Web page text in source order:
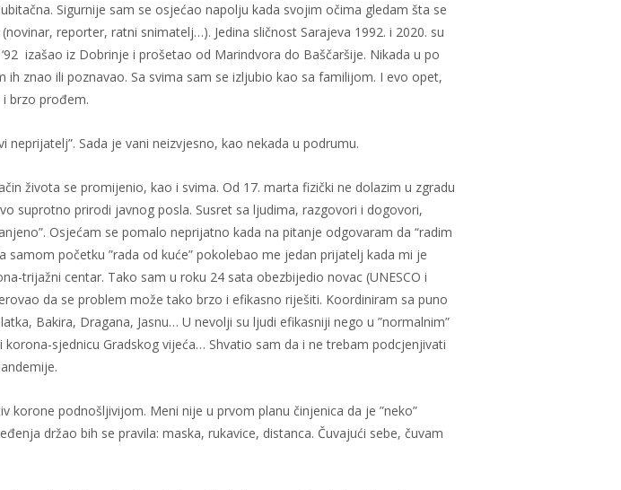
Sigurnije sam se osjećao napolju kada svojim očima gledam šta se
reporter, ratni snimatelj…). Jedina sličnost Sarajeva 1992. i 2020. su
izašao iz Dobrinje i prošetao od Marindvora do Baščaršije. Nikada u po
znao ili poznavao. Sa svima sam se izljubio kao sa familijom. I evo opet,
i brzo prođem.
Sada je vani neizvjesno, kao nekada u podrumu.
života se promijenio, kao i svima. Od 17. marta fizički ne dolazim u zgradu
suprotno prirodi javnog posla. Susret sa ljudima, razgovori i dogovori,
Osjećam se pomalo neprijatno kada na pitanje odgovaram da “radim
početku ”rada od kuće” pokolebao me jedan prijatelj kada mi je
trijažni centar. Tako sam u roku 24 sata obezbijedio novac (UNESCO i
da se problem može tako brzo i efikasno riješiti. Koordiniram sa puno
Bakira, Dragana, Jasnu… U nevolji su ljudi efikasniji nego u ”normalnim”
sjednicu Gradskog vijeća… Shvatio sam da i ne trebam podcjenjivati
podnošljivijom. Meni nije u prvom planu činjenica da je ”neko”
držao bih se pravila: maska, rukavice, distanca. Čuvajući sebe, čuvam